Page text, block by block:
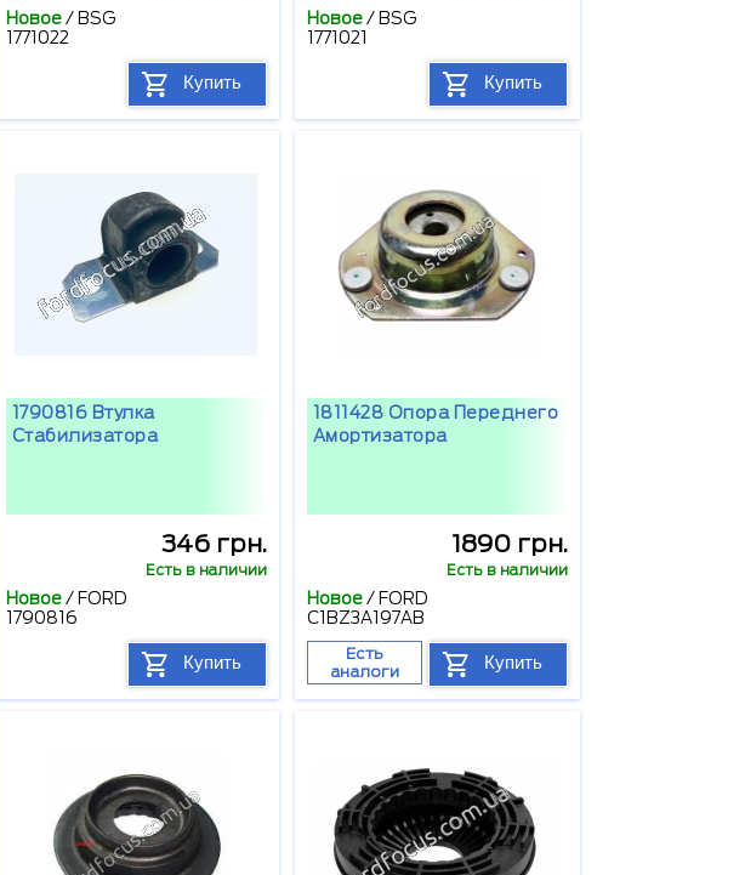
Новое/ BSG
1771022
Купить
Новое/ BSG
1771021
Купить
1790816 Втулка
Стабилизатора
346 грн.
Есть в наличии
Новое/ FORD
1790816
Купить
1811428 Опора Переднего
Амортизатора
1890 грн.
Есть в наличии
Новое/ FORD
C1BZ3A197AB
Есть
аналоги
Купить